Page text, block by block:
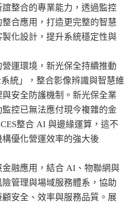
整合的專業能力，透過監控
合應用，打造更完整的智慧
化設計，提升系統穩定性與
運環境，新光保全持續推動
系統」，整合影像辨識與智慧維
安全防護機制。新光保全業
控已無法應付現今複雜的金
整合 AI 與邊緣運算，這不
優化營運效率的強大後
融應用，結合 AI、物聯網與
管理與場域服務體系，協助
安全、效率與服務品質。展